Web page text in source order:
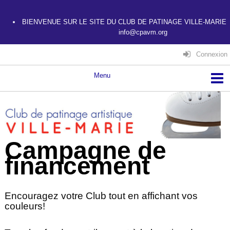
BIENVENUE SUR LE SITE DU CLUB DE PATINAGE VILLE-MARIE
info@cpavm.org
Connexion
Campagne de
financement
Encouragez votre Club tout en affichant vos
couleurs!